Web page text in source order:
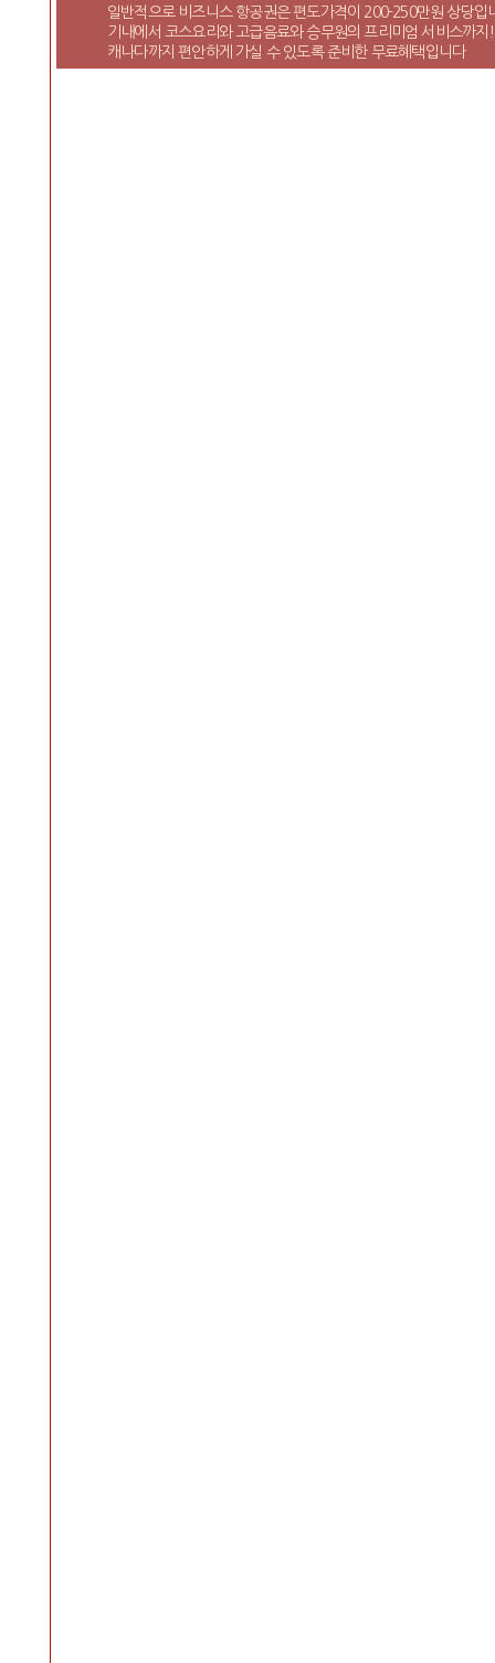
일반적으로 비즈니스 항공권은 편도가격이 200-250만원 상당입
기내에서 코스요리와 고급음료와 승무원의 프리미엄 서비스까지
캐나다까지 편안하게 가실 수 있도록 준비한 무료혜택입니다